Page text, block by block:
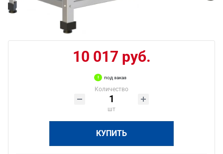
10 017 руб.
под заказ
Количество
шт
КУПИТЬ